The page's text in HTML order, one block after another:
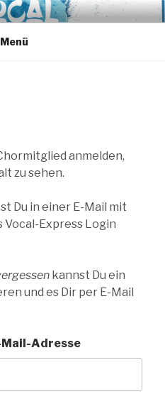
Menü
anmelden,
zu sehen.
Du in einer E-Mail mit
Vocal-Express Login
kannst Du ein
und es Dir per E-Mail
Mail-Adresse